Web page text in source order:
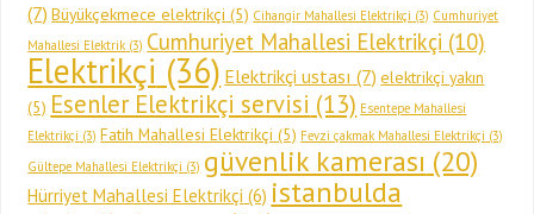
(7) Büyükçekmece elektrikçi (5) Cihangir Mahallesi Elektrikçi (3) Cumhuriyet
Mahallesi Elektrik (3) Cumhuriyet Mahallesi Elektrikçi (10)
Elektrikçi (36) Elektrikçi ustası (7) elektrikçi yakın
(5) Esenler Elektrikçi servisi (13) Esentepe Mahallesi
Elektrikçi (3) Fatih Mahallesi Elektrikçi (5) Fevzi çakmak Mahallesi Elektrikçi (3)
Gültepe Mahallesi Elektrikçi (3) güvenlik kamerası (20)
Hürriyet Mahallesi Elektrikçi (6) istanbulda